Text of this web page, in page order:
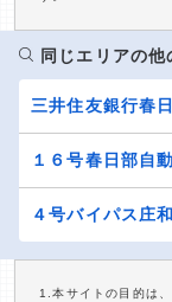
同じエリアの他
三井住友銀行春
１６号春日部自
４号バイパス庄
1.本サイトの目的は